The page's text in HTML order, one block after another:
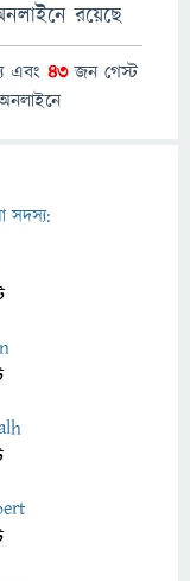
রয়েছে
এবং 43জন গেস্ট
সদস্য: